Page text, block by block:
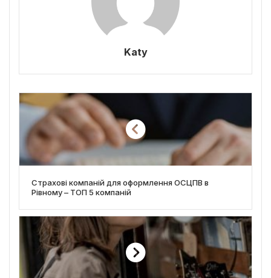
Katy
Страхові компаній для оформлення ОСЦПВ в
Рівному – ТОП 5 компаній